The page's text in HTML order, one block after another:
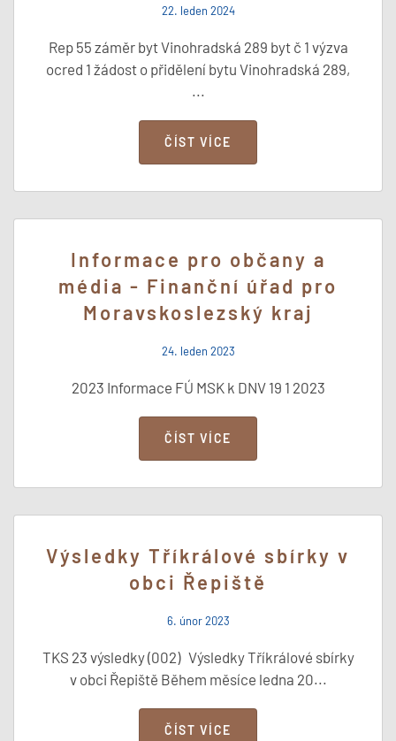
22. leden 2024
Rep 55 záměr byt Vinohradská 289 byt č 1 výzva
ocred 1 žádost o přidělení bytu Vinohradská 289,
...
ČÍST VÍCE
Informace pro občany a
média - Finanční úřad pro
Moravskoslezský kraj
24. leden 2023
2023 Informace FÚ MSK k DNV 19 1 2023
ČÍST VÍCE
Výsledky Tříkrálové sbírky v
obci Řepiště
6. únor 2023
TKS 23 výsledky (002) Výsledky Tříkrálové sbírky
v obci Řepiště Během měsíce ledna 20...
ČÍST VÍCE